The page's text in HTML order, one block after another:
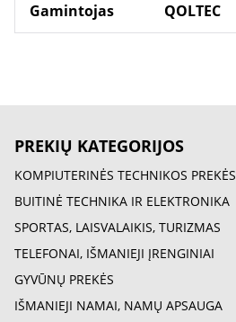
Gamintojas QOLTEC
PREKIŲ KATEGORIJOS
KOMPIUTERINĖS TECHNIKOS PREKĖS
BUITINĖ TECHNIKA IR ELEKTRONIKA
SPORTAS, LAISVALAIKIS, TURIZMAS
TELEFONAI, IŠMANIEJI ĮRENGINIAI
GYVŪNŲ PREKĖS
IŠMANIEJI NAMAI, NAMŲ APSAUGA